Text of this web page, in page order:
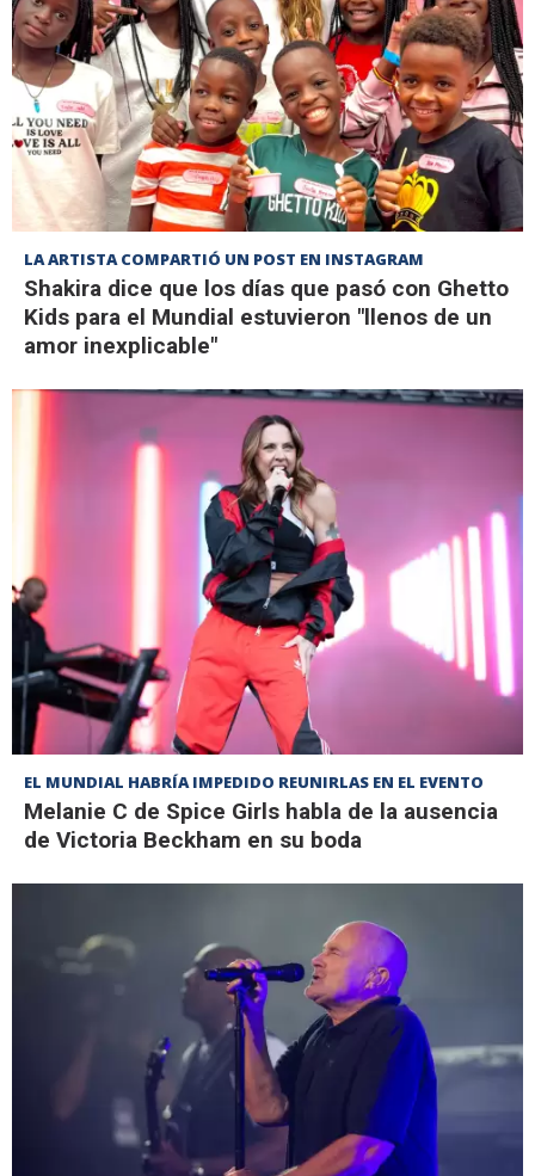
LA ARTISTA COMPARTIÓ UN POST EN INSTAGRAM
Shakira dice que los días que pasó con Ghetto
Kids para el Mundial estuvieron "llenos de un
amor inexplicable"
EL MUNDIAL HABRÍA IMPEDIDO REUNIRLAS EN EL EVENTO
Melanie C de Spice Girls habla de la ausencia
de Victoria Beckham en su boda